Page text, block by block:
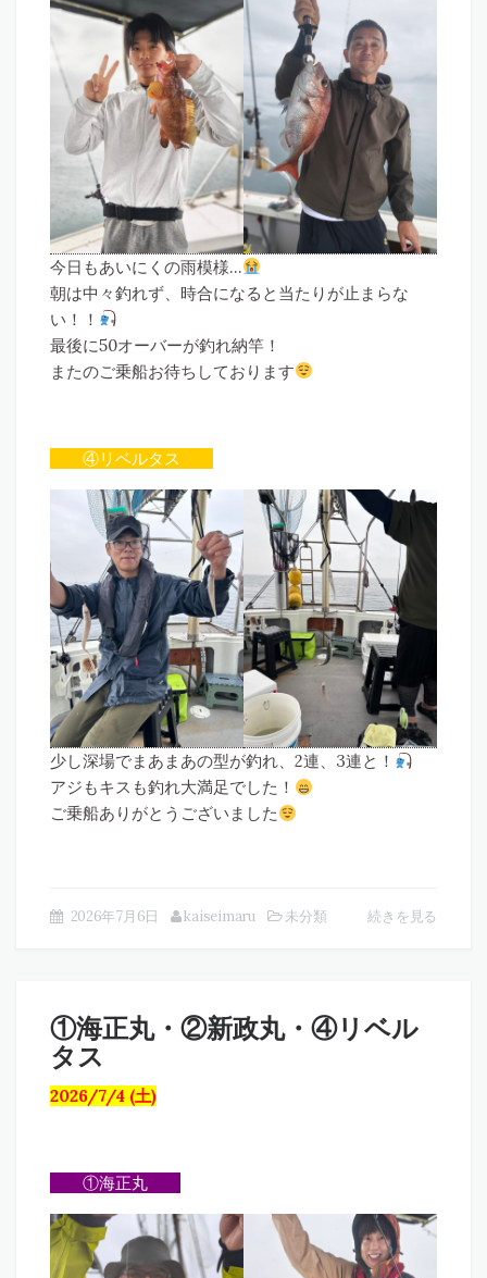
今日もあいにくの雨模様…
朝は中々釣れず、時合になると当たりが止まらな
い！！
最後に50オーバーが釣れ納竿！
またのご乗船お待ちしております
④リベルタス
少し深場でまあまあの型が釣れ、2連、3連と！
アジもキスも釣れ大満足でした！
ご乗船ありがとうございました
2026年7月6日 kaiseimaru 未分類 続きを見る
①海正丸・②新政丸・④リベル
タス
2026/7/4 (土)
①海正丸